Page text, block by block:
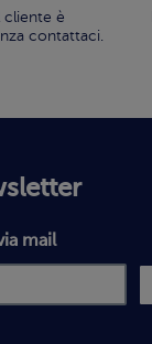
cliente è
contattaci.
mail